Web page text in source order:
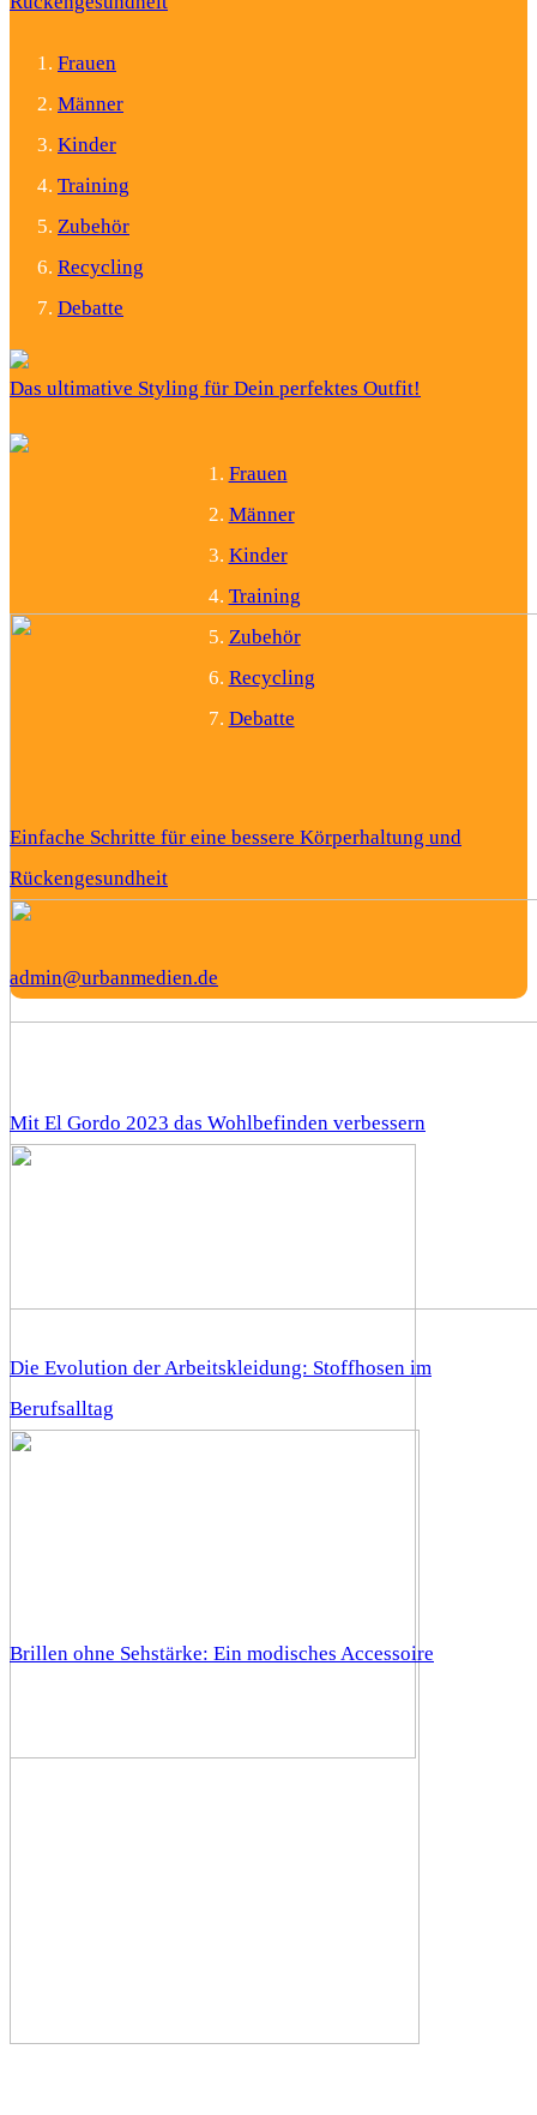
Frauen
Männer
Kinder
Training
Zubehör
Recycling
Debatte
Das ultimative Styling für Dein perfektes Outfit!
Frauen
Männer
Kinder
Training
Zubehör
Recycling
Debatte
Einfache Schritte für eine bessere Körperhaltung und
Rückengesundheit
Mit El Gordo 2023 das Wohlbefinden verbessern
Die Evolution der Arbeitskleidung: Stoffhosen im
Berufsalltag
Brillen ohne Sehstärke: Ein modisches Accessoire
admin@urbanmedien.de